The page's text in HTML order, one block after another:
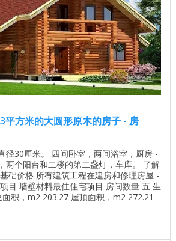
平方米的大圆形原木的房子 - 房
径30厘米。 四间卧室，两间浴室，厨房 -
两个阳台和二楼的第二盏灯，车库。 了解
础价格 所有建筑工程在建房和修理房屋 -
目 墙壁材料最佳住宅项目 房间数量 五 生
积，m2 203.27 屋顶面积，m2 272.21
122.13 二楼面积，m2 81.14 3D全景的
以从任何一侧看到房子） 一个木